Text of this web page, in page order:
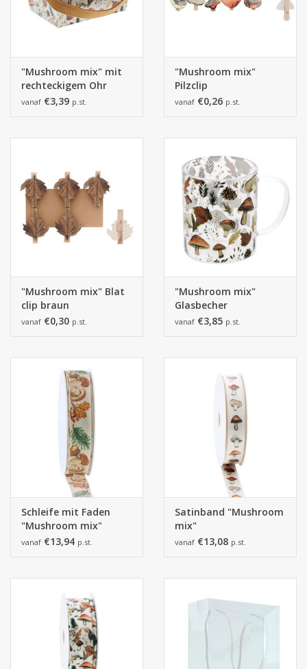
"Mushroom mix" mit
rechteckigem Ohr
vanaf €3,39 p.st.
"Mushroom mix"
Pilzclip
vanaf €0,26 p.st.
"Mushroom mix" Blat
clip braun
vanaf €0,30 p.st.
"Mushroom mix"
Glasbecher
vanaf €3,85 p.st.
Schleife mit Faden
"Mushroom mix"
vanaf €13,94 p.st.
Satinband "Mushroom
mix"
vanaf €13,08 p.st.